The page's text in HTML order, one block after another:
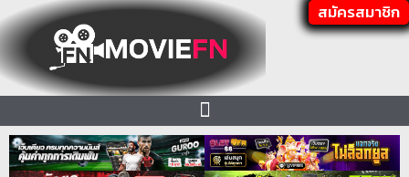
สมัครสมาชิก